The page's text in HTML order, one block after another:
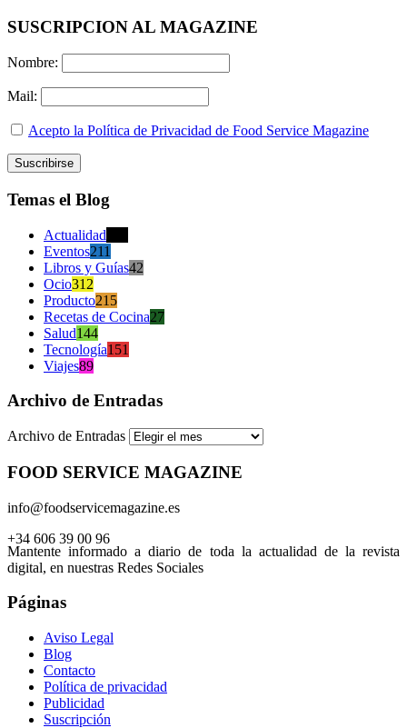
SUSCRIPCION AL MAGAZINE
Nombre:
Mail:
Acepto la Política de Privacidad de Food Service Magazine
Temas el Blog
Actualidad
Eventos211
Libros y Guías42
Ocio312
Producto215
Recetas de Cocina27
Salud144
Tecnología151
Viajes89
Archivo de Entradas
Archivo de Entradas
FOOD SERVICE MAGAZINE
info@foodservicemagazine.es
+34 606 39 00 96
Mantente informado a diario de toda la actualidad de la revista
digital, en nuestras Redes Sociales
Páginas
Aviso Legal
Blog
Contacto
Política de privacidad
Publicidad
Suscripción